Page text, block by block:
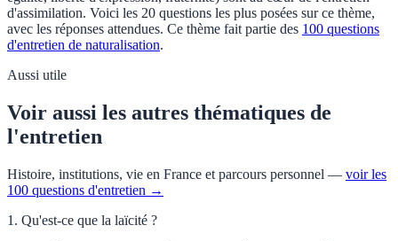
d'assimilation. Voici les 20 questions les plus posées sur ce thème,
avec les réponses attendues. Ce thème fait partie des 100 questions
d'entretien de naturalisation.
Aussi utile
Voir aussi les autres thématiques de
l'entretien
Histoire, institutions, vie en France et parcours personnel — voir les
100 questions d'entretien →
1 . Qu'est-ce que la laïcité ?